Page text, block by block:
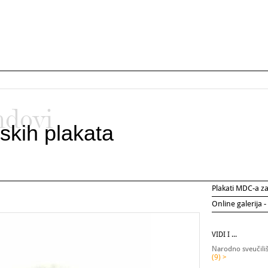
plakata
Plakati MDC-a
Online galerija
VIDI I ...
Narodno
(9) >